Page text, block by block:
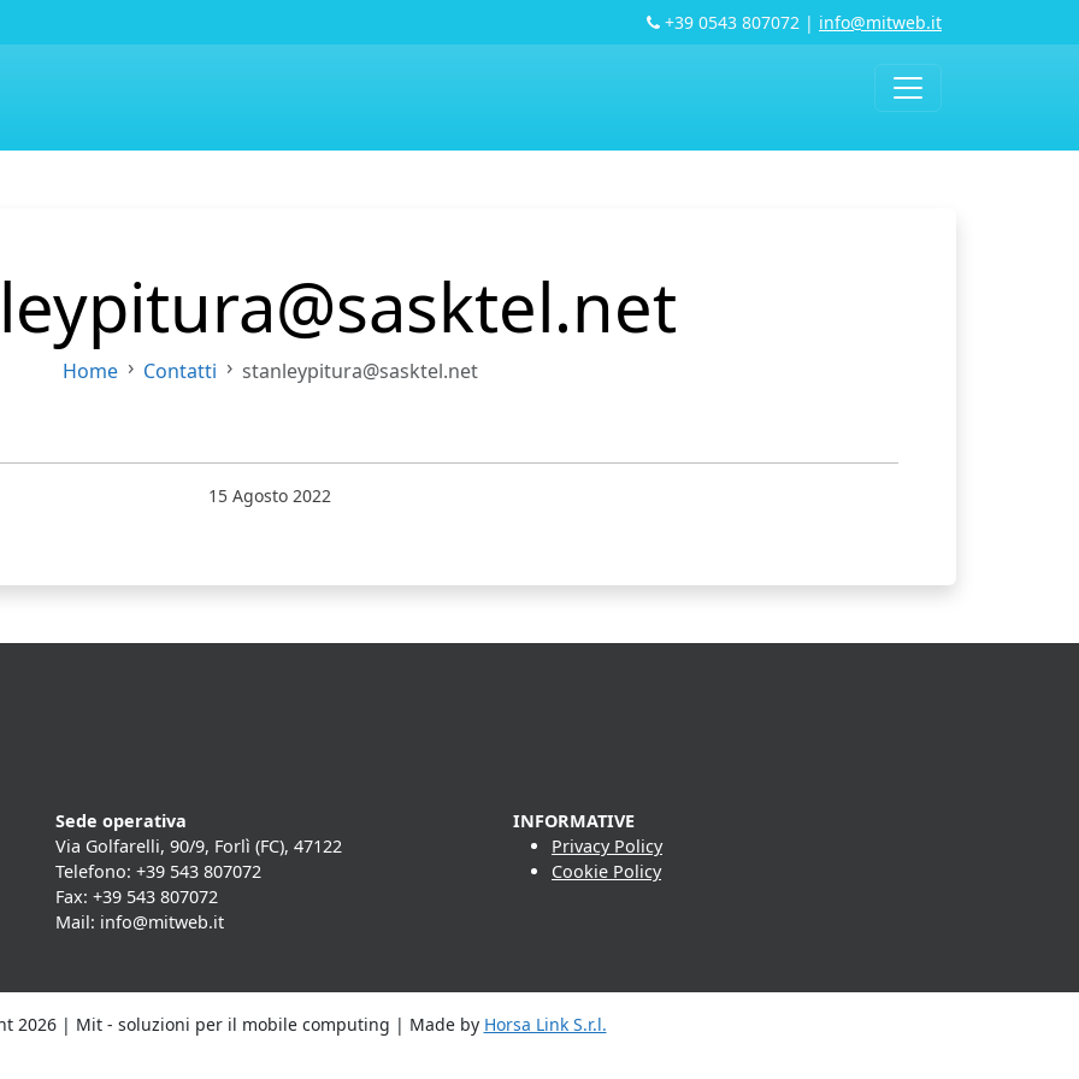
+39 0543 807072 | info@mitweb.it
Home Contatti stanleypitura@sasktel.net
15 Agosto 2022
Sede operativa
Via Golfarelli, 90/9, Forlì (FC), 47122
Telefono: +39 543 807072
Fax: +39 543 807072
Mail: info@mitweb.it
INFORMATIVE
Privacy Policy
Cookie Policy
2026 | Mit - soluzioni per il mobile computing | Made by Horsa Link S.r.l.